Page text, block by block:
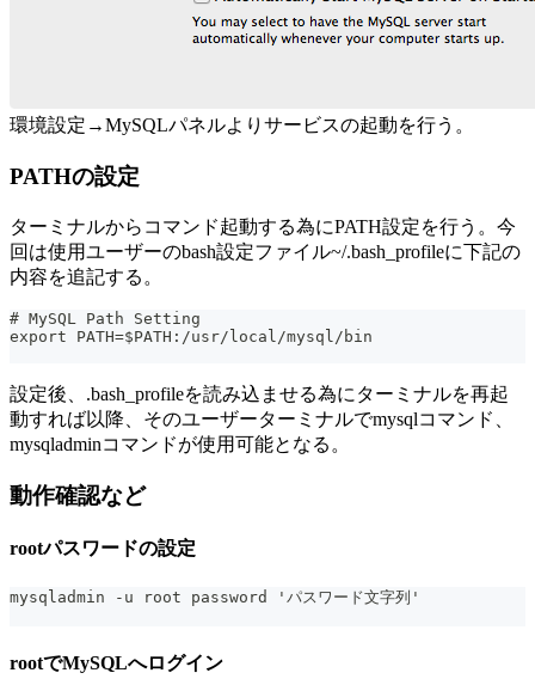
環境設定→MySQLパネルよりサービスの起動を行う。
PATHの設定
ターミナルからコマンド起動する為にPATH設定を行う。今
回は使用ユーザーのbash設定ファイル~/.bash_profileに下記の
内容を追記する。
# MySQL Path Setting
export PATH=$PATH:/usr/local/mysql/bin
設定後、.bash_profileを読み込ませる為にターミナルを再起
動すれば以降、そのユーザーターミナルでmysqlコマンド、
mysqladminコマンドが使用可能となる。
動作確認など
rootパスワードの設定
mysqladmin -u root password 'パスワード文字列'
rootでMySQLへログイン